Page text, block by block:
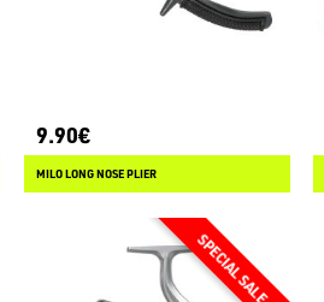
9.90€
MILO LONG NOSE PLIER